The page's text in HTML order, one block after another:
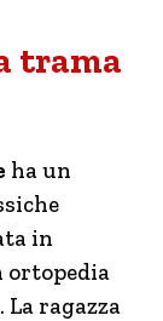
trama
ha un
in
ortopedia
La ragazza